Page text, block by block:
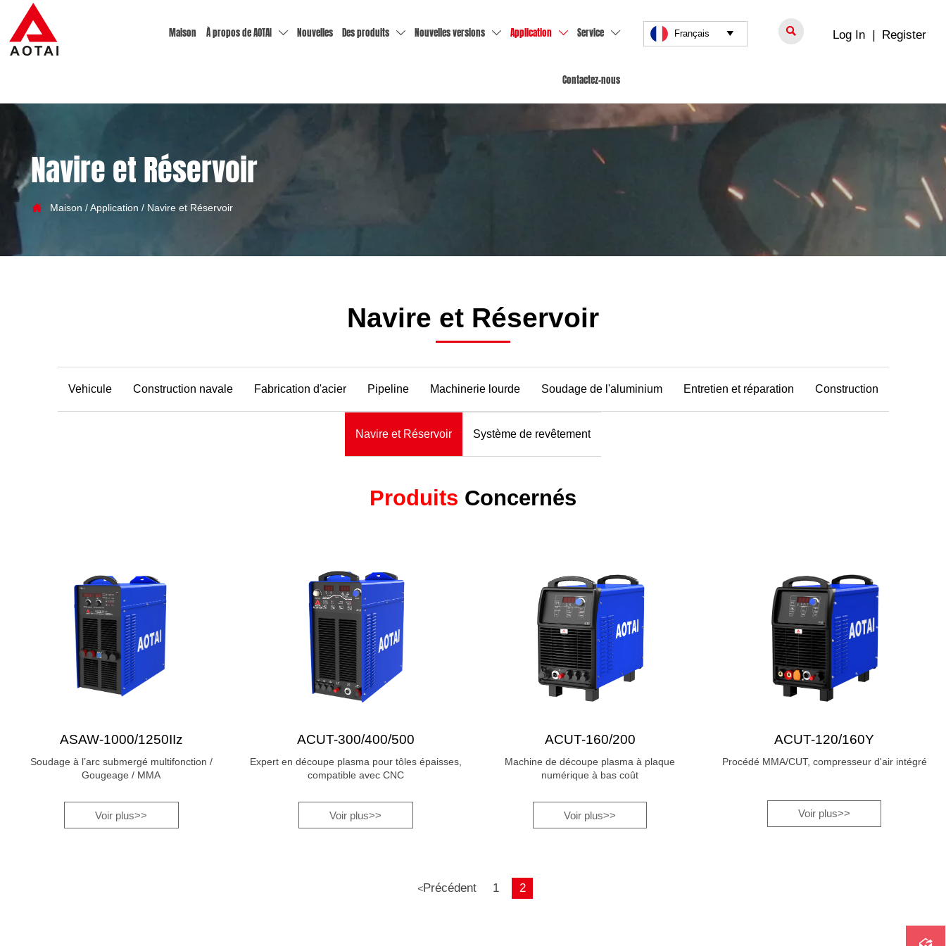
Maison À propos de AOTAI  Nouvelles Des produits  Nouvelles versions  Application  Service 
Contactez-nous
Français   Log In | Register
Navire et Réservoir
 Maison /Application / Navire et Réservoir
Navire et Réservoir
Vehicule Construction navale Fabrication d'acier Pipeline Machinerie lourde Soudage de l'aluminium Entretien et réparation Construction
Navire et Réservoir Système de revêtement
Produits Concernés
ASAW-1000/1250IIz
Soudage à l’arc submergé multifonction /
Gougeage / MMA
Voir plus>>
ACUT-300/400/500
Expert en découpe plasma pour tôles épaisses,
compatible avec CNC
Voir plus>>
ACUT-160/200
Machine de découpe plasma à plaque
numérique à bas coût
Voir plus>>
ACUT-120/160Y
Procédé MMA/CUT, compresseur d'air intégré
Voir plus>>
<Précédent 1 2